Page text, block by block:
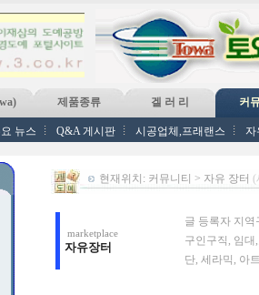
제품종류 겔 러 리 커
뉴스 Q&A 게시판 시공업체,프래랜스
현재위치: 커뮤니티 > 자유 장터 (
marketplace
자유장터
글 등록자 지
구인구직, 임
단, 세라믹, 아